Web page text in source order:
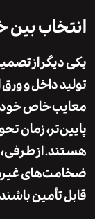
بین خرید
از تصمیمات
داخلوورق استیل
خاص خود را
زمان تحویل
از طرفی، برخی
غیرمتداول
باشند.